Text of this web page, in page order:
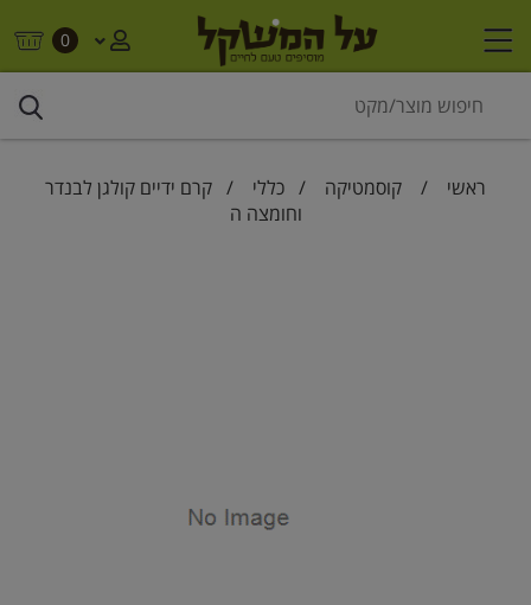
0
ראשי / קוסמטיקה / כללי / קרם ידיים קולגן לבנדר
וחומצה ה